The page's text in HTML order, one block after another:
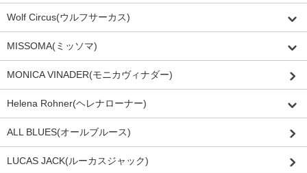
Wolf Circus(ウルフサーカス)
MISSOMA(ミッソマ)
MONICA VINADER(モニカヴィナダー)
Helena Rohner(ヘレナローナー)
ALL BLUES(オールブルース)
LUCAS JACK(ルーカスジャック)